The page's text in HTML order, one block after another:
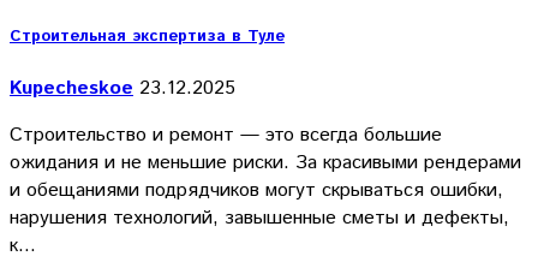
Строительная экспертиза в Туле
Kupecheskoe 23.12.2025
Строительство и ремонт — это всегда большие
ожидания и не меньшие риски. За красивыми рендерами
и обещаниями подрядчиков могут скрываться ошибки,
нарушения технологий, завышенные сметы и дефекты,
к…